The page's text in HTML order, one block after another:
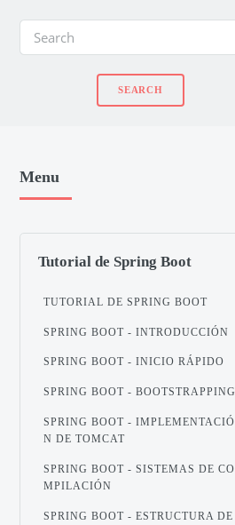
Menu
Tutorial de Spring Boot
TUTORIAL DE SPRING BOOT
SPRING BOOT - INTRODUCCIÓN
SPRING BOOT - INICIO RÁPIDO
SPRING BOOT - BOOTSTRAPPING
SPRING BOOT - IMPLEMENTACIÓ
N DE TOMCAT
SPRING BOOT - SISTEMAS DE CO
MPILACIÓN
SPRING BOOT - ESTRUCTURA DE